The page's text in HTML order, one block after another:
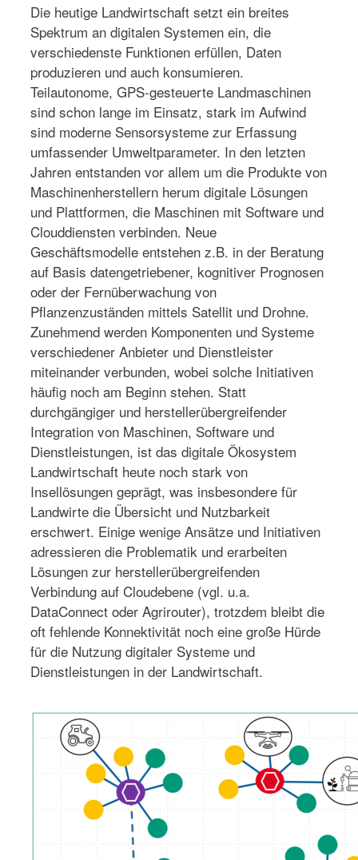
Die heutige Landwirtschaft setzt ein breites
Spektrum an digitalen Systemen ein, die
verschiedenste Funktionen erfüllen, Daten
produzieren und auch konsumieren.
Teilautonome, GPS-gesteuerte Landmaschinen
sind schon lange im Einsatz, stark im Aufwind
sind moderne Sensorsysteme zur Erfassung
umfassender Umweltparameter. In den letzten
Jahren entstanden vor allem um die Produkte von
Maschinenherstellern herum digitale Lösungen
und Plattformen, die Maschinen mit Software und
Clouddiensten verbinden. Neue
Geschäftsmodelle entstehen z.B. in der Beratung
auf Basis datengetriebener, kognitiver Prognosen
oder der Fernüberwachung von
Pflanzenzuständen mittels Satellit und Drohne.
Zunehmend werden Komponenten und Systeme
verschiedener Anbieter und Dienstleister
miteinander verbunden, wobei solche Initiativen
häufig noch am Beginn stehen. Statt
durchgängiger und herstellerübergreifender
Integration von Maschinen, Software und
Dienstleistungen, ist das digitale Ökosystem
Landwirtschaft heute noch stark von
Insellösungen geprägt, was insbesondere für
Landwirte die Übersicht und Nutzbarkeit
erschwert. Einige wenige Ansätze und Initiativen
adressieren die Problematik und erarbeiten
Lösungen zur herstellerübergreifenden
Verbindung auf Cloudebene (vgl. u.a.
DataConnect oder Agrirouter), trotzdem bleibt die
oft fehlende Konnektivität noch eine große Hürde
für die Nutzung digitaler Systeme und
Dienstleistungen in der Landwirtschaft.